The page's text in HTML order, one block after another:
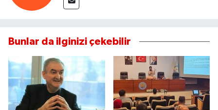
Bunlar da ilginizi çekebilir